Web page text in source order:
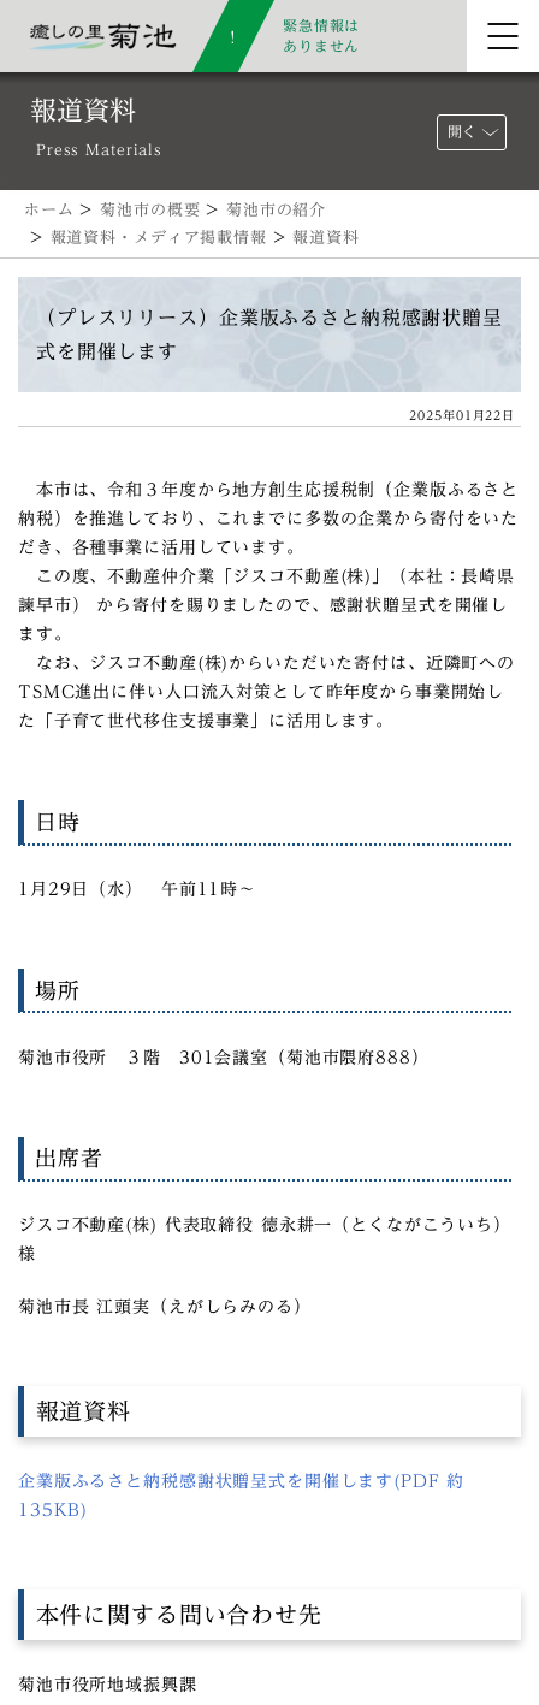
緊急情報は
ありません
報道資料
Press Materials
開く
ホーム > 菊池市の概要 > 菊池市の紹介
> 報道資料・メディア掲載情報 >報道資料
（プレスリリース）企業版ふるさと納税感謝状贈呈
式を開催します
2025年01月22日
本市は、令和３年度から地方創生応援税制（企業版ふるさと
納税）を推進しており、これまでに多数の企業から寄付をいた
だき、各種事業に活用しています。
この度、不動産仲介業「ジスコ不動産(株)」（本社：長崎県
諫早市） から寄付を賜りましたので、感謝状贈呈式を開催し
ます。
なお、ジスコ不動産(株)からいただいた寄付は、近隣町への
TSMC進出に伴い人口流入対策として昨年度から事業開始し
た「子育て世代移住支援事業」に活用します。
日時
1月29日（水） 午前11時～
場所
菊池市役所 ３階 301会議室（菊池市隈府888）
出席者
ジスコ不動産(株) 代表取締役 徳永耕一（とくながこういち）
様
菊池市長 江頭実（えがしらみのる）
報道資料
企業版ふるさと納税感謝状贈呈式を開催します(PDF 約
135KB)
本件に関する問い合わせ先
菊池市役所地域振興課